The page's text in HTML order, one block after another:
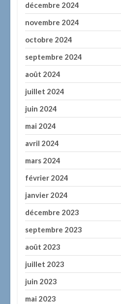
décembre 2024
novembre 2024
octobre 2024
septembre 2024
août 2024
juillet 2024
juin 2024
mai 2024
avril 2024
mars 2024
février 2024
janvier 2024
décembre 2023
septembre 2023
août 2023
juillet 2023
juin 2023
mai 2023